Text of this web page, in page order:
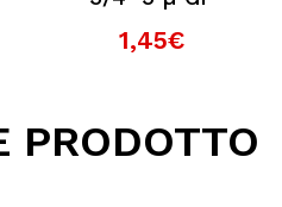
1,45€
PRODOTTO